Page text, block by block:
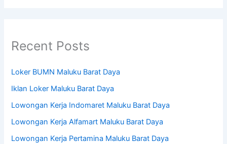
Recent Posts
Loker BUMN Maluku Barat Daya
Iklan Loker Maluku Barat Daya
Lowongan Kerja Indomaret Maluku Barat Daya
Lowongan Kerja Alfamart Maluku Barat Daya
Lowongan Kerja Pertamina Maluku Barat Daya